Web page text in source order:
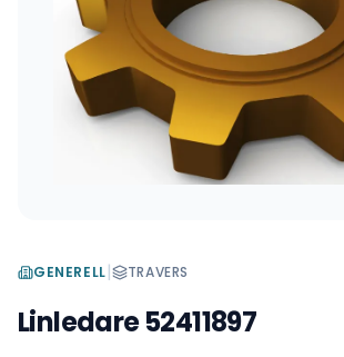
GENERELL| TRAVERS
Linledare 52411897